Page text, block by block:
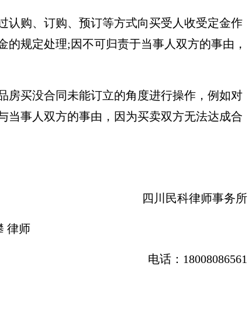
认购、订购、预订等方式向买受人收受定金作
规定处理;因不可归责于当事人双方的事由，
房买没合同未能订立的角度进行操作，例如对
当事人双方的事由，因为买卖双方无法达成合
四川民科律师事务所
律师
电话：18008086561